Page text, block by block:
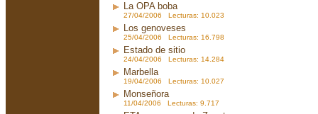
La OPA boba
27/04/2006 Lecturas: 10.023
Los genoveses
25/04/2006 Lecturas: 16.798
Estado de sitio
24/04/2006 Lecturas: 14.284
Marbella
19/04/2006 Lecturas: 10.027
Monseñora
11/04/2006 Lecturas: 9.717